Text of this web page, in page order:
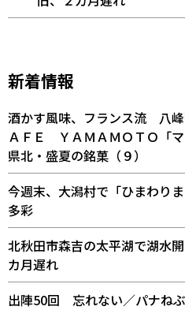
新着情報
酒かす風味、フランス流 八
ＡＦＥ ＹＡＭＡＭＯＴＯ「
県北・盛夏の銘菓（９）
今週末、大潟村で「ひまわり
多彩
北秋田市森吉の太平湖で湖水
カ月遅れ
出陣50回 忘れない／パナね